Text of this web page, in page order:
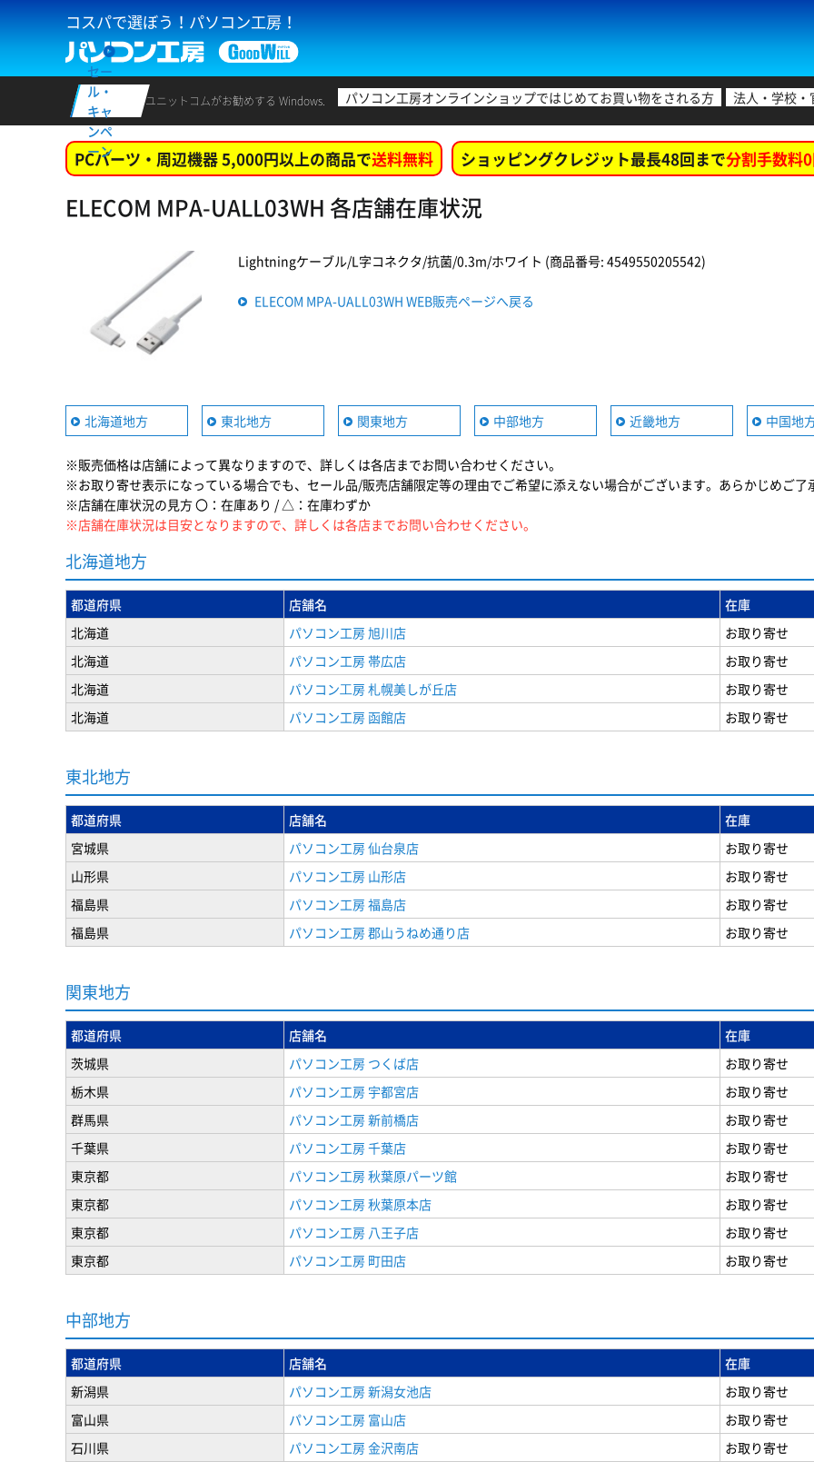
コスパで選ぼう！パソコン工房！
セー
ル・
キャ
ンペ
ーン
ユニットコムがお勧めする Windows. パソコン工房オンラインショップではじめてお買い物をされる方 法人・学校
PCパーツ・周辺機器 5,000円以上の商品で送料無料 ショッピングクレジット最長48回まで分割手数料
ELECOM MPA-UALL03WH 各店舗在庫状況
Lightningケーブル/L字コネクタ/抗菌/0.3m/ホワイト (商品番号: 4549550205542)
ELECOM MPA-UALL03WH WEB販売ページへ戻る
北海道地方 東北地方 関東地方 中部地方 近畿地方 中国地
※販売価格は店舗によって異なりますので、詳しくは各店までお問い合わせください。
※お取り寄せ表示になっている場合でも、セール品/販売店舗限定等の理由でご希望に添えない場合がございます。あらかじめご了
※店舗在庫状況の見方 〇：在庫あり / △：在庫わずか
※店舗在庫状況は目安となりますので、詳しくは各店までお問い合わせください。
北海道地方
都道府県 店舗名
在庫
北海道
パソコン工房 旭川店
お取り寄せ
北海道
パソコン工房 帯広店
お取り寄せ
北海道
パソコン⼯房 札幌美しが丘店
お取り寄せ
北海道
パソコン工房 函館店 お取り寄せ
東北地方
都道府県 店舗名
在庫
宮城県
パソコン工房 仙台泉店
お取り寄せ
山形県
パソコン工房 山形店
お取り寄せ
福島県
パソコン工房 福島店
お取り寄せ
福島県
パソコン工房 郡山うねめ通り店 お取り寄せ
関東地方
都道府県 店舗名
在庫
茨城県
パソコン工房 つくば店
お取り寄せ
栃木県
パソコン工房 宇都宮店
お取り寄せ
群馬県
パソコン工房 新前橋店
お取り寄せ
千葉県
パソコン工房 千葉店
お取り寄せ
東京都
パソコン工房 秋葉原パーツ館
お取り寄せ
東京都
パソコン工房 秋葉原本店
お取り寄せ
東京都
パソコン工房 八王子店
お取り寄せ
東京都
パソコン工房 町田店 お取り寄せ
中部地方
都道府県 店舗名
在庫
新潟県
パソコン工房 新潟女池店
お取り寄せ
富山県
パソコン工房 富山店
お取り寄せ
石川県
パソコン工房 金沢南店
お取り寄せ